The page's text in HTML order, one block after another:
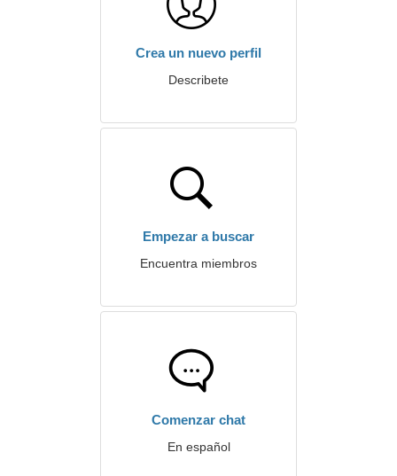
Crea un nuevo perfil
Describete
Empezar a buscar
Encuentra miembros
Comenzar chat
En español